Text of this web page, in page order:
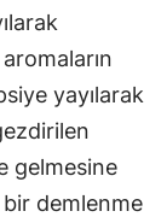
yayılarak
gelmesine
bir demlenme